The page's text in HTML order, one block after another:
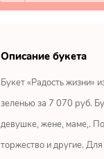
Описание букета
Букет «Радость жизни»
зеленью за 7 070 руб.
девушке, жене, маме,.
торжество и другие.